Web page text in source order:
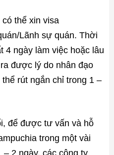
có thể xin visa
Lãnh sự quán. Thời
4 ngày làm việc hoặc lâu
được lý do nhân đạo
rút ngắn chỉ trong 1 –
để được tư vấn và hỗ
trong một vài